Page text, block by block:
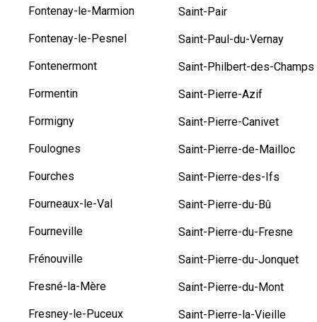
Fontenay-le-Marmion
Fontenay-le-Pesnel
Fontenermont
Formentin
Formigny
Foulognes
Fourches
Fourneaux-le-Val
Fourneville
Frénouville
Fresné-la-Mère
Fresney-le-Puceux
Saint-Pair
Saint-Paul-du-Vernay
Saint-Philbert-des-Champs
Saint-Pierre-Azif
Saint-Pierre-Canivet
Saint-Pierre-de-Mailloc
Saint-Pierre-des-Ifs
Saint-Pierre-du-Bû
Saint-Pierre-du-Fresne
Saint-Pierre-du-Jonquet
Saint-Pierre-du-Mont
Saint-Pierre-la-Vieille